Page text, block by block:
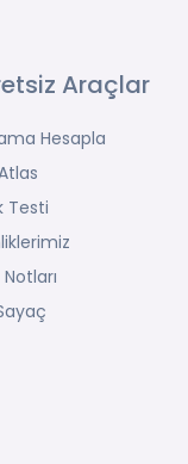
Araçlar
Hesapla
Testi